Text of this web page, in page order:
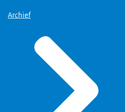
Archief